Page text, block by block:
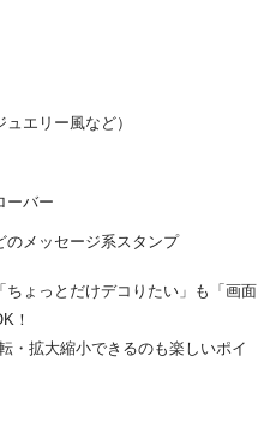
エリー風など）
ーバー
のメッセージ系スタンプ
ょっとだけデコりたい」も「画面
！
・拡大縮小できるのも楽しいポイ